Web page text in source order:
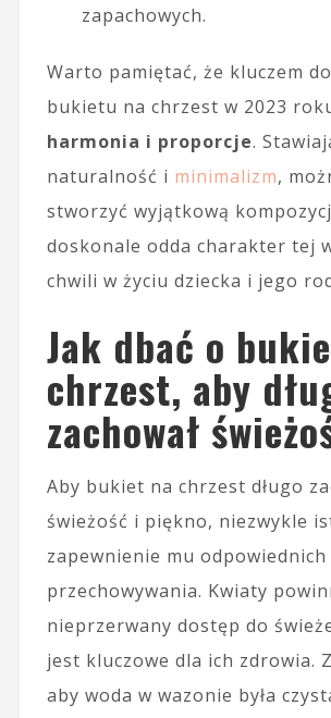
zapachowych.
Warto pamiętać, że kluczem
bukietu na chrzest w 2023
harmonia i proporcje.
naturalność i minimalizm,
stworzyć wyjątkową
doskonale odda charakter tej
chwili w życiu dziecka i jego
Jak dbać o
chrzest, aby
zachował
Aby bukiet na chrzest długo
świeżość i piękno, niezwykle
zapewnienie mu
przechowywania. Kwiaty
nieprzerwany dostęp do
jest kluczowe dla ich zdrowia.
aby woda w wazonie była